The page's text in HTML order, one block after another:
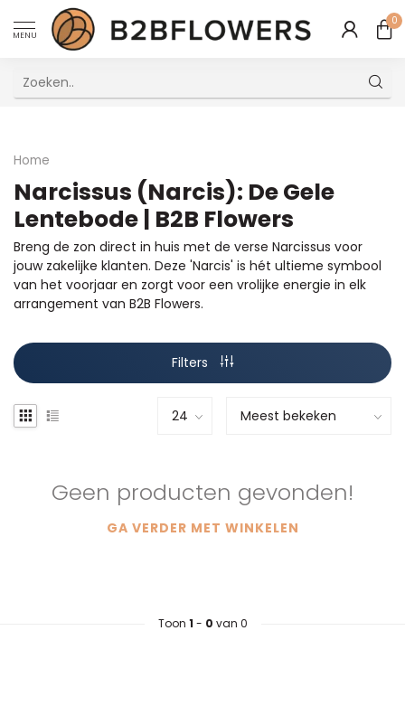
MENU
0
Home
Narcissus (Narcis): De Gele
Lentebode | B2B Flowers
Breng de zon direct in huis met de verse Narcissus voor
jouw zakelijke klanten. Deze 'Narcis' is hét ultieme symbool
van het voorjaar en zorgt voor een vrolijke energie in elk
arrangement van B2B Flowers.
Filters
Geen producten gevonden!
GA VERDER MET WINKELEN
Toon 1 - 0 van 0